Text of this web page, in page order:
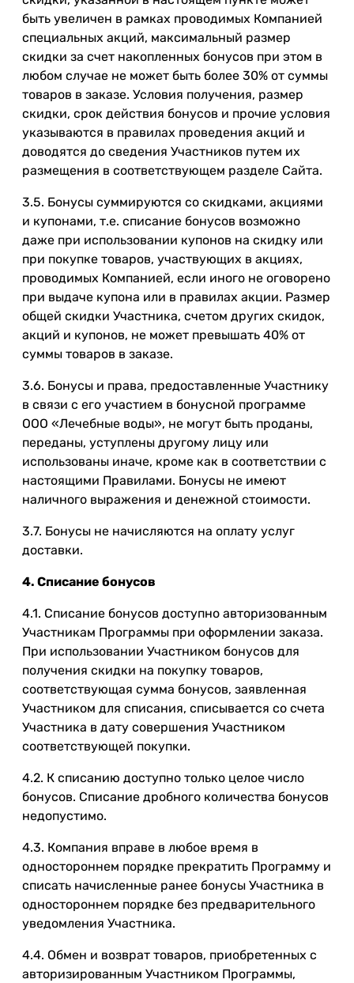
быть увеличен в рамках проводимых Компанией
специальных акций, максимальный размер
скидки за счет накопленных бонусов при этом в
любом случае не может быть более 30% от суммы
товаров в заказе. Условия получения, размер
скидки, срок действия бонусов и прочие условия
указываются в правилах проведения акций и
доводятся до сведения Участников путем их
размещения в соответствующем разделе Сайта.
3.5. Бонусы суммируются со скидками, акциями
и купонами, т.е. списание бонусов возможно
даже при использовании купонов на скидку или
при покупке товаров, участвующих в акциях,
проводимых Компанией, если иного не оговорено
при выдаче купона или в правилах акции. Размер
общей скидки Участника, счетом других скидок,
акций и купонов, не может превышать 40% от
суммы товаров в заказе.
3.6. Бонусы и права, предоставленные Участнику
в связи с его участием в бонусной программе
ООО «Лечебные воды», не могут быть проданы,
переданы, уступлены другому лицу или
использованы иначе, кроме как в соответствии с
настоящими Правилами. Бонусы не имеют
наличного выражения и денежной стоимости.
3.7. Бонусы не начисляются на оплату услуг
доставки.
4. Списание бонусов
4.1. Списание бонусов доступно авторизованным
Участникам Программы при оформлении заказа.
При использовании Участником бонусов для
получения скидки на покупку товаров,
соответствующая сумма бонусов, заявленная
Участником для списания, списывается со счета
Участника в дату совершения Участником
соответствующей покупки.
4.2. К списанию доступно только целое число
бонусов. Списание дробного количества бонусов
недопустимо.
4.3. Компания вправе в любое время в
одностороннем порядке прекратить Программу и
списать начисленные ранее бонусы Участника в
одностороннем порядке без предварительного
уведомления Участника.
4.4. Обмен и возврат товаров, приобретенных с
авторизированным Участником Программы,